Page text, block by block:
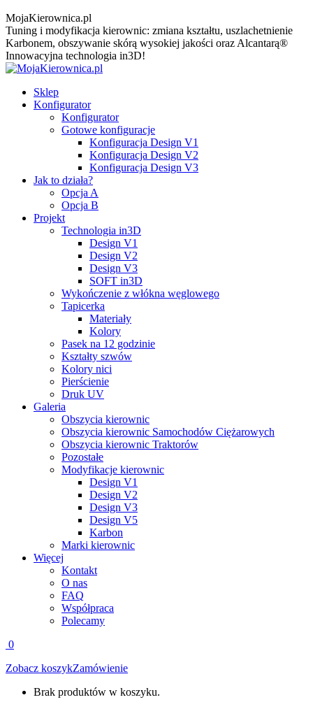
MojaKierownica.pl
Tuning i modyfikacja kierownic: zmiana kształtu, uszlachetnienie
Karbonem, obszywanie skórą wysokiej jakości oraz Alcantarą®
Innowacyjna technologia in3D!
Sklep
Konfigurator
Konfigurator
Gotowe konfiguracje
Konfiguracja Design V1
Konfiguracja Design V2
Konfiguracja Design V3
Jak to działa?
Opcja A
Opcja B
Projekt
Technologia in3D
Design V1
Design V2
Design V3
SOFT in3D
Wykończenie z włókna węglowego
Tapicerka
Materiały
Kolory
Pasek na 12 godzinie
Kształty szwów
Kolory nici
Pierścienie
Druk UV
Galeria
Obszycia kierownic
Obszycia kierownic Samochodów Ciężarowych
Obszycia kierownic Traktorów
Pozostałe
Modyfikacje kierownic
Design V1
Design V2
Design V3
Design V5
Karbon
Marki kierownic
Więcej
Kontakt
O nas
FAQ
Współpraca
Polecamy
0
Zobacz koszykZamówienie
Brak produktów w koszyku.